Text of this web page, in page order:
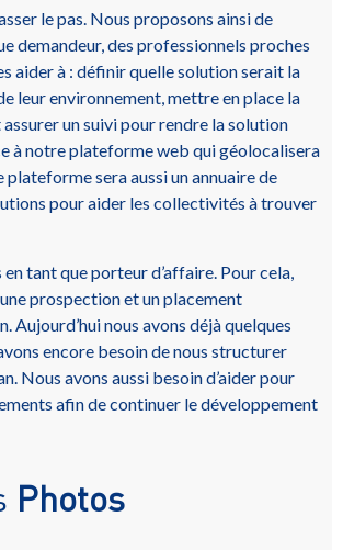
le pas. Nous proposons ainsi de
demandeur, des professionnels proches
aider à : définir quelle solution serait la
leur environnement, mettre en place la
un suivi pour rendre la solution
à notre plateforme web qui géolocalisera
plateforme sera aussi un annuaire de
pour aider les collectivités à trouver
tant que porteur d’affaire. Pour cela,
prospection et un placement
Aujourd’hui nous avons déjà quelques
encore besoin de nous structurer
Nous avons aussi besoin d’aider pour
afin de continuer le développement
Photos